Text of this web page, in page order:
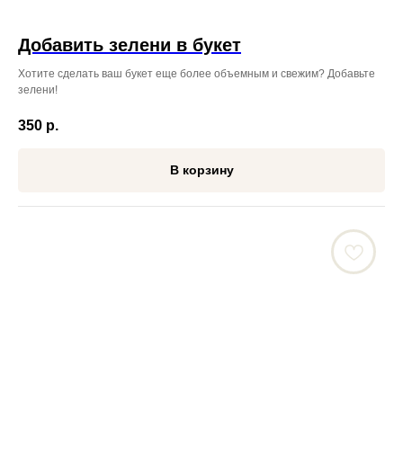
Добавить зелени в букет
Хотите сделать ваш букет еще более объемным и свежим? Добавьте
зелени!
350 р.
В корзину